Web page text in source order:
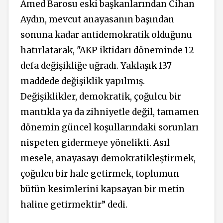
Amed Barosu eski başkanlarından Cihan
Aydın, mevcut anayasanın başından
sonuna kadar antidemokratik olduğunu
hatırlatarak, "AKP iktidarı döneminde 12
defa değişikliğe uğradı. Yaklaşık 137
maddede değişiklik yapılmış.
Değişiklikler, demokratik, çoğulcu bir
mantıkla ya da zihniyetle değil, tamamen
dönemin güncel koşullarındaki sorunları
nispeten gidermeye yönelikti. Asıl
mesele, anayasayı demokratikleştirmek,
çoğulcu bir hale getirmek, toplumun
bütün kesimlerini kapsayan bir metin
haline getirmektir” dedi.